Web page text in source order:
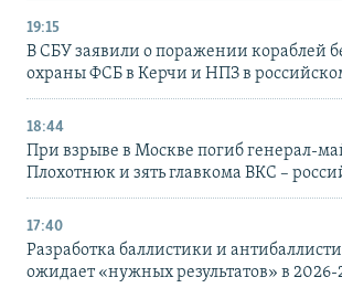
19:15
В СБУ заявили о поражении кораблей
охраны ФСБ в Керчи и НПЗ в
18:44
При взрыве в Москве погиб генерал-
Плохотнюк и зять главкома ВКС –
17:40
Разработка баллистики и
ожидает «нужных результатов» в 2026-